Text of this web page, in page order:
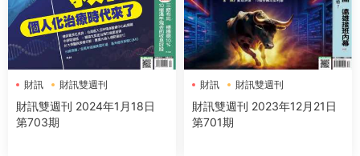
財訊 財訊雙週刊
財訊雙週刊 2024年1月18日
第703期
財訊 財訊雙週刊
財訊雙週刊 2023年12月21日
第701期